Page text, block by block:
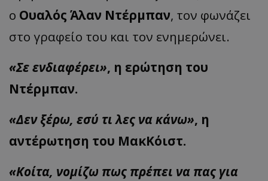
ο Ουαλός Άλαν Ντέρμπαν, τον φωνάζει
στο γραφείο του και τον ενημερώνει.
«Σε ενδιαφέρει», η ερώτηση του
Ντέρμπαν.
«Δεν ξέρω, εσύ τι λες να κάνω», η
αντέρωτηση του ΜακΚόιστ.
«Κοίτα, νομίζω πως πρέπει να πας για